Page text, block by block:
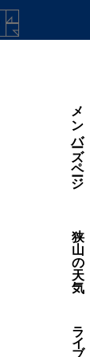
メンバーズページ
狭
山
の
天
気
ラ
イ
ブ